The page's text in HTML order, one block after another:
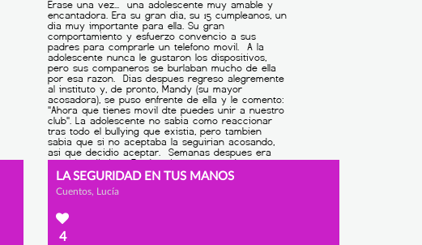
LA SEGURIDAD EN TUS MANOS
Cuentos, Lucía
4